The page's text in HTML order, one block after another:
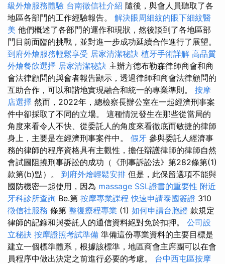
級外燴服務體驗 台南徵信社介紹 隨後，與會人員聽取了各
地區各部門的工作經驗報告。 解決眼周細紋的眼下細紋醫
美 他們概述了各部門的運作和現狀，然後談到了各地區部
門目前面臨的挑戰，並對進一步成功延續合作進行了展望。
到府外燴服務輕鬆享受 居家清潔秘訣 植牙手術詳解 高品質
外燴餐飲選擇 居家清潔秘訣 主辦方德布勒森律師商會和商
會法律顧問的與會者報告顯示，透過律師和商會法律顧問的
互助合作，可以和諧地實現融合和統一的專業準則。 按摩
店選擇 然而，2022年，總檢察長辦公室在一起經濟刑事案
件中卻採取了不同的立場。 這種情況發生在那些從當局的
角度來看令人不快、從委託人的角度來看徹底而敏捷的律師
身上，主要是在經濟刑事案件中。 假牙 參與委託人經濟事
務的律師的程序資格具有主觀性，擔任辯護律師的律師自然
會試圖阻撓刑事訴訟的成功（《刑事訴訟法》第282條第(1)
款第(b)點）。 到府外燴輕鬆安排 但是，此保留選項不能與
國防機密一起使用，因為 massage SSL證書的重要性 附近
牙科診所查詢 Be.第 按摩專業課程快速申請泰國簽證 310
徵信社服務 條第 整復療程專業 (1) 如何申請台胞證 款規定
律師的記錄和與委託人的通信資料絕對免於扣押。 公司設
立秘訣 按摩證照考試準備 準備這份專業資料的主要目標是
建立一個標準體系，根據該標準，地區商會主席團可以在會
員程序中做出決定之前進行必要的考慮。 台中西屯區按摩